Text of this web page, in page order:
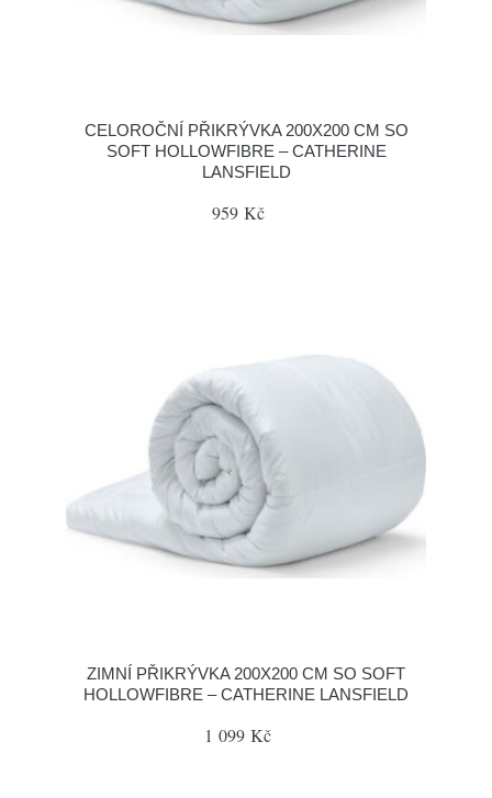
CELOROČNÍ PŘIKRÝVKA 200X200 CM SO
SOFT HOLLOWFIBRE – CATHERINE
LANSFIELD
959 Kč
ZIMNÍ PŘIKRÝVKA 200X200 CM SO SOFT
HOLLOWFIBRE – CATHERINE LANSFIELD
1 099 Kč